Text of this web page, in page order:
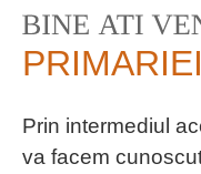
Prin intermediul
va facem